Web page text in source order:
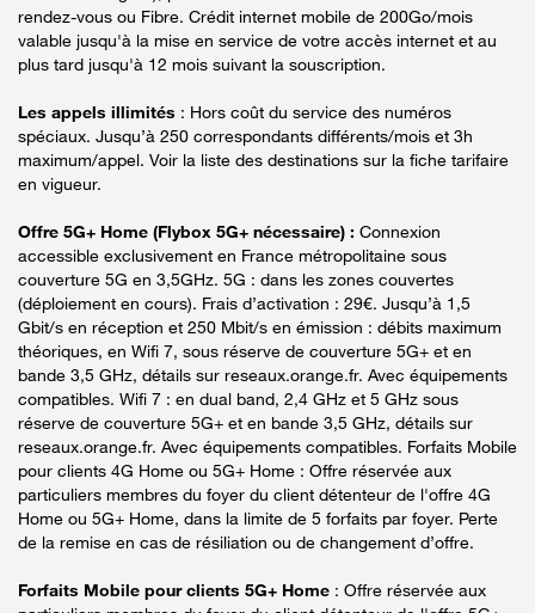
rendez-vous ou Fibre. Crédit internet mobile de 200Go/mois
valable jusqu'à la mise en service de votre accès internet et au
plus tard jusqu'à 12 mois suivant la souscription.
Les appels illimités : Hors coût du service des numéros
spéciaux. Jusqu’à 250 correspondants différents/mois et 3h
maximum/appel. Voir la liste des destinations sur la fiche tarifaire
en vigueur.
Offre 5G+ Home (Flybox 5G+ nécessaire) : Connexion
accessible exclusivement en France métropolitaine sous
couverture 5G en 3,5GHz. 5G : dans les zones couvertes
(déploiement en cours). Frais d’activation : 29€. Jusqu’à 1,5
Gbit/s en réception et 250 Mbit/s en émission : débits maximum
théoriques, en Wifi 7, sous réserve de couverture 5G+ et en
bande 3,5 GHz, détails sur reseaux.orange.fr. Avec équipements
compatibles. Wifi 7 : en dual band, 2,4 GHz et 5 GHz sous
réserve de couverture 5G+ et en bande 3,5 GHz, détails sur
reseaux.orange.fr. Avec équipements compatibles. Forfaits Mobile
pour clients 4G Home ou 5G+ Home : Offre réservée aux
particuliers membres du foyer du client détenteur de l'offre 4G
Home ou 5G+ Home, dans la limite de 5 forfaits par foyer. Perte
de la remise en cas de résiliation ou de changement d’offre.
Forfaits Mobile pour clients 5G+ Home : Offre réservée aux